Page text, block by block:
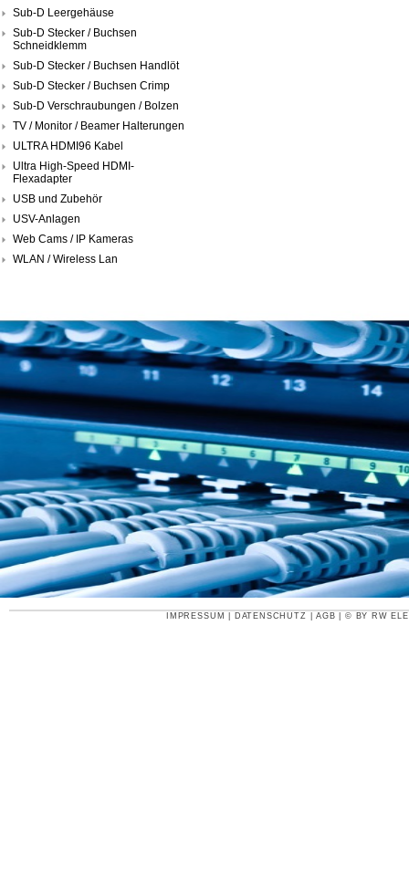
Sub-D Leergehäuse
Sub-D Stecker / Buchsen
Schneidklemm
Sub-D Stecker / Buchsen Handlöt
Sub-D Stecker / Buchsen Crimp
Sub-D Verschraubungen / Bolzen
TV / Monitor / Beamer Halterungen
ULTRA HDMI96 Kabel
Ultra High-Speed HDMI-
Flexadapter
USB und Zubehör
USV-Anlagen
Web Cams / IP Kameras
WLAN / Wireless Lan
IMPRESSUM DATENSCHUTZ |AGB | © BY RW